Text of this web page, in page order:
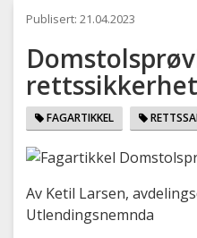
Publisert:21.04.2023
FAGARTIKKEL
Av Ketil Larsen,
Utlendingsnemnda